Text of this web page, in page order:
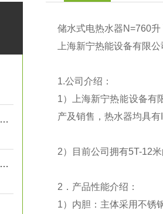
空气能热水器：杜绝热水器爆炸漏电事故
正确使用热水器及维护可以增大它的使用寿命
储水式电热水器N=760升
上海新宁热能设备有限公
1.公司介绍：
1）上海新宁热能设备有
产及销售，热水器均具有
2）目前公司拥有5T-12
2 ．产品性能介绍：
1） 内胆：主体采用不锈